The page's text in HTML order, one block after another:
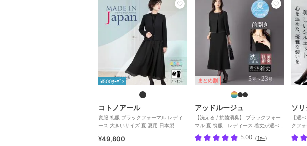
¥500ｸｰﾎﾟﾝ
コトノアール
喪服 礼服 ブラックフォーマル レディ
ース 大きいサイズ 夏 夏用 日本製
¥49,800
まとめ割
アッドルージュ
【洗える / 抗菌消臭】 ブラックフォー
マル 夏 喪服 レディース 着丈が選べ
る 5号～23号
5.00 （1件）
ソ
【選
クフ
卒園式